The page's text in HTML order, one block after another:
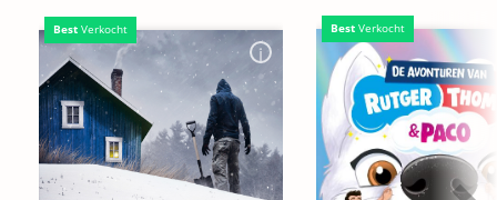
Best Verkocht Best Verkocht